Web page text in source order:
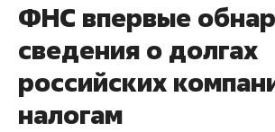
ФНС впервые
сведения о долгах
российских
налогам